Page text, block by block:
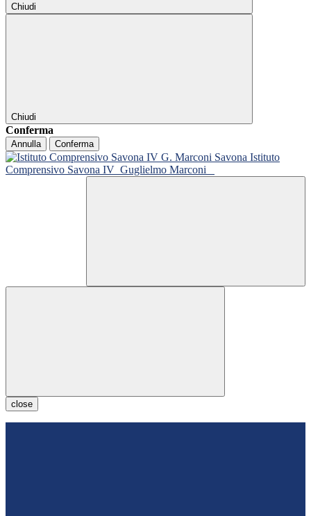
Chiudi
Chiudi
Conferma
Annulla Conferma
Istituto
Comprensivo Savona IV Guglielmo Marconi
close